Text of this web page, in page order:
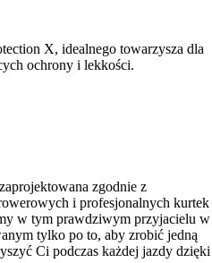
X, idealnego towarzysza dla
ochrony i lekkości.
zgodnie z
i profesjonalnych kurtek
w tym prawdziwym przyjacielu w
tylko po to, aby zrobić jedną
Ci podczas każdej jazdy dzięki